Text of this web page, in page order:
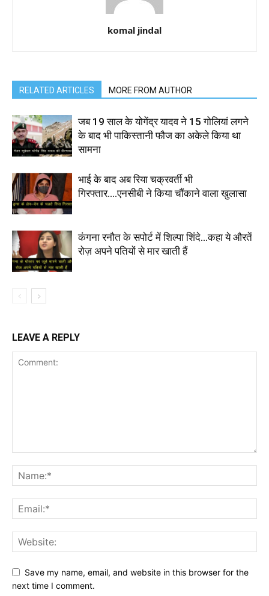
komal jindal
RELATED ARTICLES MORE FROM AUTHOR
जब 19 साल के योगेंद्र यादव ने 15 गोलियां लगने
के बाद भी पाकिस्तानी फौज का अकेले किया था
सामना
भाई के बाद अब रिया चक्रवर्ती भी
गिरफ्तार….एनसीबी ने किया चौंकाने वाला खुलासा
कंगना रनौत के सपोर्ट में शिल्पा शिंदे…कहा ये औरतें
रोज़ अपने पतियों से मार खाती हैं
LEAVE A REPLY
Save my name, email, and website in this browser for the
next time I comment.